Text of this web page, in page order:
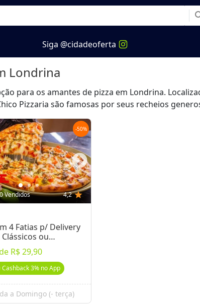
Siga @cidadeoferta
Londrina
para os amantes de pizza em Londrina.
Pizzaria são famosas por seus recheios
-50%
Vendidos 4,2 star
4 Fatias p/ Delivery
ou
R$ 29,90
Cashback3%no App
a Domingo (- terça)